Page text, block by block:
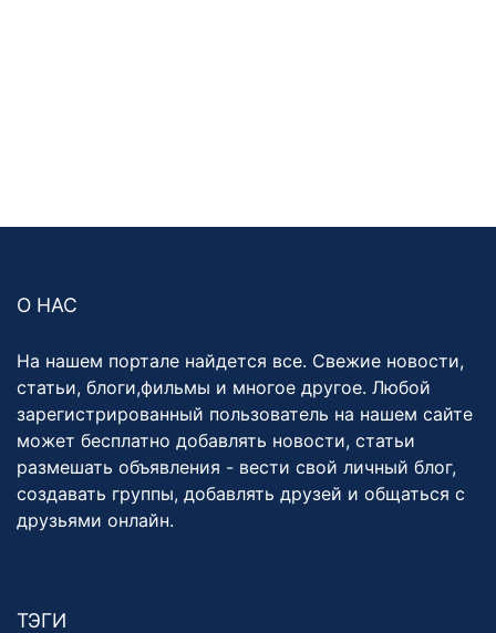
О НАС
На нашем портале найдется все. Свежие новости,
статьи, блоги,фильмы и многое другое. Любой
зарегистрированный пользователь на нашем сайте
может бесплатно добавлять новости, статьи
размешать объявления - вести свой личный блог,
создавать группы, добавлять друзей и общаться с
друзьями онлайн.
ТЭГИ